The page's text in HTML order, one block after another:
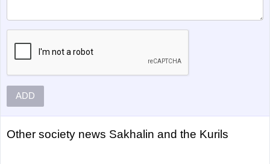
ADD
Other Society news Sakhalin and the Kurils